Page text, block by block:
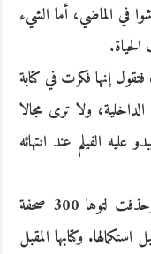
ألف شخص عاشوا في الماضي، أما الشيء
إنها فكرت في كتابة
ولا ترى مجالا
الفيلم عند انتهائه
وأوتيسا منهمكة حالياً بكتابة رواية جديدة، وحذفت لتوها 300 صحفة
وكتابها المقبل